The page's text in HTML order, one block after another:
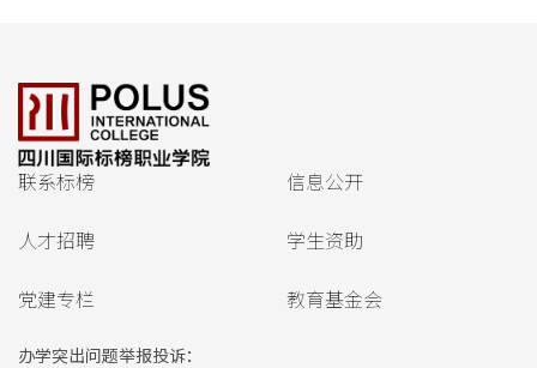
联系标榜 信息公开
人才招聘 学生资助
党建专栏 教育基金会
办学突出问题举报投诉：